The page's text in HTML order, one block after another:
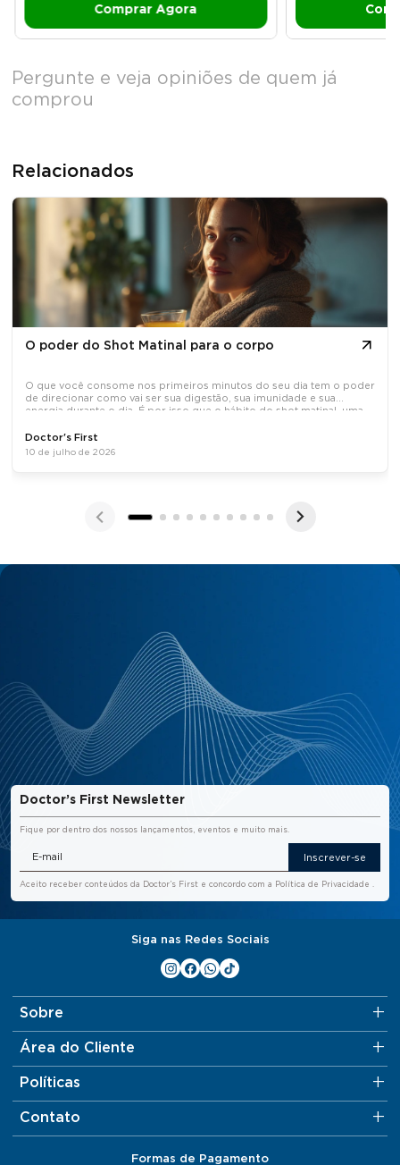
Pergunte e veja opiniões de quem já
comprou
Relacionados
O poder do Shot Matinal para o corpo
O que você consome nos primeiros minutos do seu dia tem o poder
de direcionar como vai ser sua digestão, sua imunidade e sua
energia durante o dia. É por isso que o hábito do shot matinal, uma
Doctor's First
10 de julho de 2026
Doctor’s First Newsletter
Fique por dentro dos nossos lançamentos, eventos e muito mais.
Inscrever-se
Aceito receber conteúdos da Doctor’s First e concordo com a Política de Privacidade .
Siga nas Redes Sociais
Sobre
Área do Cliente
Políticas
Contato
Formas de Pagamento